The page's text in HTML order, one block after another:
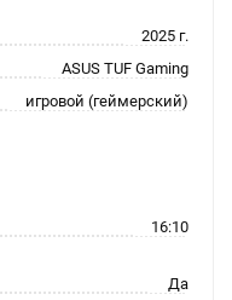
2025 г.
ASUS TUF Gaming
игровой (геймерский)
16:10
Да